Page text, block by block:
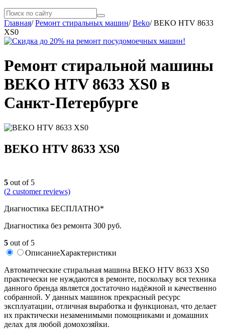
Главная/Ремонт стиральных машин/Beko/BEKO HTV 8633
XS0
Ремонт стиральной машины
BEKO HTV 8633 XS0 в
Санкт-Петербурге
BEKO HTV 8633 XS0
5 out of 5
(2 customer reviews)
Диагностика БЕСПЛАТНО*
Диагностика без ремонта 300 руб.
5 out of 5
ОписаниеХарактеристики
Автоматические стиральная машина BEKO HTV 8633 XS0
практически не нуждаются в ремонте, поскольку вся техника
данного бренда является достаточно надёжной и качественно
собранной. У данных машинок прекрасный ресурс
эксплуатации, отличная выработка и функционал, что делает
их практически незаменимыми помощниками и домашних
делах для любой домохозяйки.